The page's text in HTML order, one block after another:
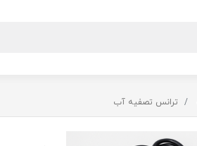
ترانس تصفیه آب